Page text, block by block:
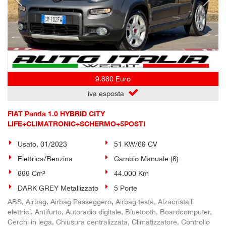
9.880 Euro
iva esposta
FIAT Panda 1.0 HYBRID CITY
LIFE+CLIMATRONIC+SCHERMO+5POSTI
Usato, 01/2023
51 KW/69 CV
Elettrica/Benzina
Cambio Manuale (6)
999 Cm³
44.000 Km
DARK GREY Metallizzato
5 Porte
ABS, Airbag, Airbag Passeggero, Airbag testa, Alzacristalli
elettrici, Antifurto, Autoradio digitale, Bluetooth, Boardcomputer,
Cerchi in lega, Chiusura centralizzata, Climatizzatore, Controllo